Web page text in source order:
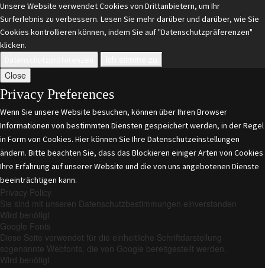
Unsere Website verwendet Cookies von Drittanbietern, um Ihr
Surferlebnis zu verbessern. Lesen Sie mehr darüber und darüber, wie Sie
Cookies kontrollieren können, indem Sie auf "Datenschutzpräferenzen"
klicken.
Close
Privacy Preferences
Wenn Sie unsere Website besuchen, können über Ihren Browser
Informationen von bestimmten Diensten gespeichert werden, in der Regel
in Form von Cookies. Hier können Sie Ihre Datenschutzeinstellungen
ändern. Bitte beachten Sie, dass das Blockieren einiger Arten von Cookies
Ihre Erfahrung auf unserer Website und die von uns angebotenen Dienste
beeinträchtigen kann.
Privacy Policy
Sie sind mit unseren Datenschutzbestimmungen einverstanden
Wird benötigt
Google Fonts
Diese Seite verwendet für die einheitliche Schriftdarstellung
sogenannte Webfonts, die von Google bereitgestellt werden.
Wird benötigt